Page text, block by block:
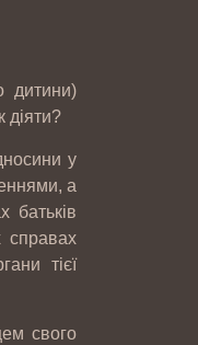
дитини)
діяти?
у
а
батьків
справах
тієї
свого